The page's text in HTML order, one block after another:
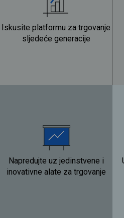
Iskusite platformu za trgovanje
sljedeće generacije
Napredujte uz jedinstvene i
inovativne alate za trgovanje